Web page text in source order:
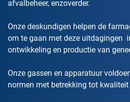
afvalbeheer, enzoverder.
Onze deskundigen helpen de
om te gaan met deze uitdagingen
ontwikkeling en productie van
Onze gassen en apparatuur
normen met betrekking tot